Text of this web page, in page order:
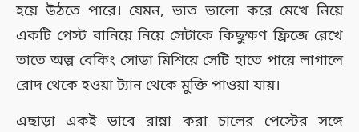
হয়ে উঠতে পারে। যেমন, ভাত ভালো করে মেখে নিয়ে
একটি পেস্ট বানিয়ে নিয়ে সেটাকে কিছুক্ষণ ফ্রিজে রেখে
তাতে অল্প বেকিং সোডা মিশিয়ে সেটি হাতে পায়ে লাগালে
রোদ থেকে হওয়া ট্যান থেকে মুক্তি পাওয়া যায়।
এছাড়া একই ভাবে রান্না করা চালের পেস্টের সঙ্গে